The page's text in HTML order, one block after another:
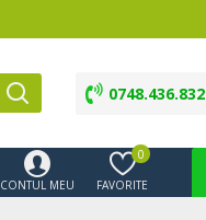
0748.436.832
CONTUL MEU FAVORITE
0